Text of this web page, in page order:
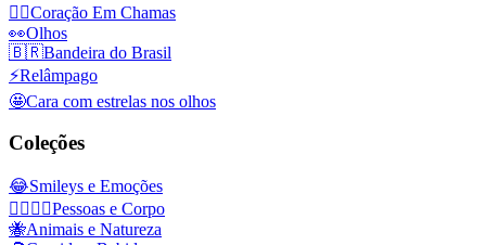
❤️‍🔥Coração Em Chamas
👀Olhos
🇧🇷Bandeira do Brasil
⚡Relâmpago
🤩Cara com estrelas nos olhos
Coleções
😂Smileys e Emoções
👩‍❤️‍💋‍👨Pessoas e Corpo
🐝Animais e Natureza